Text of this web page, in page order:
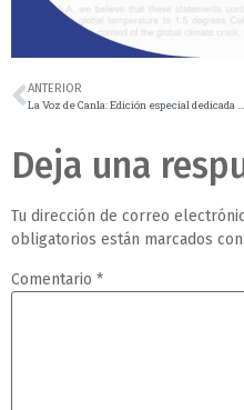
ANTERIOR
La Voz de Canla: Edición especial dedicada a la COP3 del Acuerdo de Escazú y al primer ciclo de Audiencias de la Corte IDH sobre la Emergencia Climática y los Derechos Humanos
Deja una
Tu dirección de correo
obligatorios están marcados con
Comentario *